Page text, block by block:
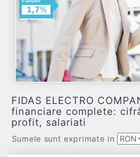
FIDAS ELECTRO
financiare complete:
profit, salariati
Sumele sunt exprimate in